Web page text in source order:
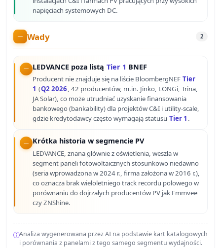
napięciach systemowych DC.
Wady 2
LEDVANCE poza listą Tier 1 BNEF
Producent nie znajduje się na liście BloombergNEF Tier
1 (Q2 2026, 42 producentów, m.in. Jinko, LONGi, Trina,
JA Solar), co może utrudniać uzyskanie finansowania
bankowego (bankability) dla projektów C&I i utility-scale,
gdzie kredytodawcy często wymagają statusu Tier 1 .
Krótka historia w segmencie PV
LEDVANCE, znana głównie z oświetlenia, weszła w
segment paneli fotowoltaicznych stosunkowo niedawno
(seria wprowadzona w 2024 r., firma założona w 2016 r.),
co oznacza brak wieloletniego track recordu polowego w
porównaniu do dojrzałych producentów PV jak Emmvee
czy ZNShine.
Analiza wygenerowana przez AI na podstawie kart katalogowych
i porównania z panelami z tego samego segmentu wydajności.